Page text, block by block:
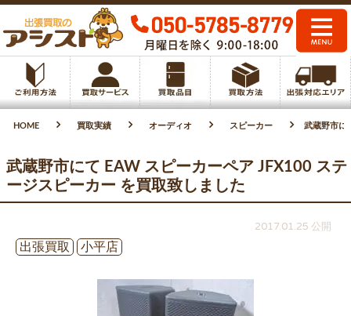
HOME 買取実績 オーディオ スピーカー 武蔵野市に
武蔵野市にて EAW スピーカーペア JFX100 ステ
ージスピーカー を買取致しました
2017.01.25 公開
出張買取
小平店